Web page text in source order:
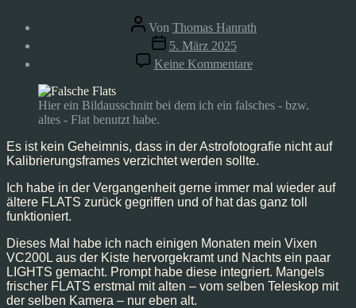
Beitragsautor
Von Thomas Hanrath
Veröffentlichungsdatum
5. März 2025
Keine Kommentarezu
Alte
sind
Zahnbürsten
Hier ein Bildausschnitt bei dem ich ein falsches - bzw.
altes - Flat benutzt habe.
Es ist kein Geheimnis, dass in der Astrofotografie nicht auf
Kalibrierungsframes verzichtet werden sollte.
Ich habe in der Vergangenheit gerne immer mal wieder auf
ältere FLATS zurück gegriffen und of hat das ganz toll
funktioniert.
Dieses Mal habe ich nach einigen Monaten mein Vixen
VC200L aus der Kiste hervorgekramt und Nachts ein paar
LIGHTS gemacht. Prompt habe diese integriert. Mangels
frischer FLATS erstmal mit alten – vom selben Teleskop mit
der selben Kamera – nur eben alt.